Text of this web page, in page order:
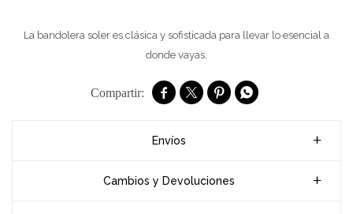
La bandolera soler es clásica y sofisticada para llevar lo esencial a
donde vayas.
   
Envíos
Cambios y Devoluciones